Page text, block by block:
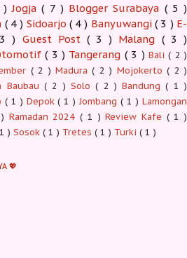
) Jogja( 7 ) Blogger Surabaya ( 5 )
( 4 ) Sidoarjo ( 4 ) Banyuwangi( 3 ) E-
) Guest Post ( 3 ) Malang ( 3 )
( 3 ) Tangerang ( 3 ) Bali( 2 )
( 2 ) Madura( 2 ) Mojokerto( 2 )
Baubau( 2 ) Solo( 2 ) Bandung( 1 )
( 1 ) Depok( 1 ) Jombang( 1 ) Lamongan
Ramadan 2024( 1 ) Review Kafe ( 1 )
) Sosok ( 1 ) Tretes ( 1 ) Turki ( 1 )
💖